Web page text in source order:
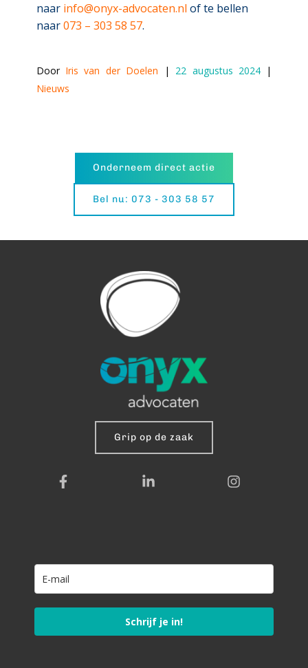
naar info@onyx-advocaten.nl of te bellen
naar073 – 303 58 57.
Door Iris van der Doelen | 22 augustus 2024
Nieuws
Onderneem direct actie
Bel nu: 073 - 303 58 57
Grip op de zaak
Schrijf je in!